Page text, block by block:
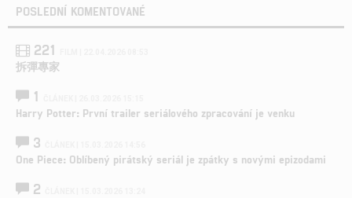
POSLEDNÍ KOMENTOVANÉ
221
拆彈專家
1
Harry Potter: První trailer seriálového zpracování je venku
3
One Piece: Oblíbený pirátský seriál je zpátky s novými epizodami
2